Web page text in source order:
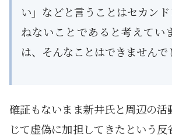
い」などと言うことはセカン
ねないことであると考えてい
は、そんなことはできませんで
確証もないまま新井氏と周辺の
じて虚偽に加担してきたという反